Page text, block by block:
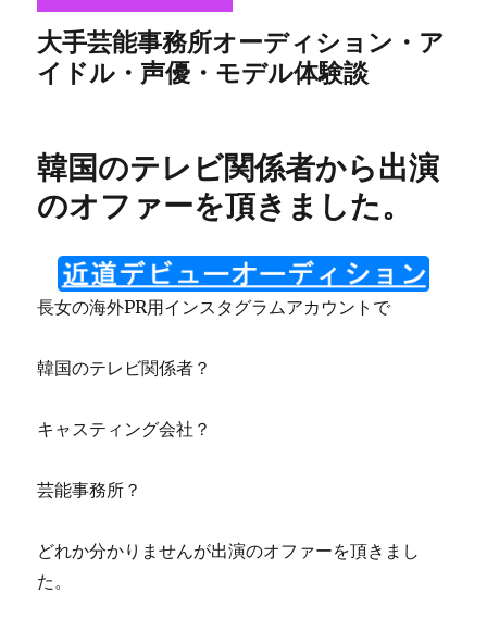
大手芸能事務所オーディション・ア
イドル・声優・モデル体験談
韓国のテレビ関係者から出演
のオファーを頂きました。
長女の海外PR用インスタグラムアカウントで
韓国のテレビ関係者？
キャスティング会社？
芸能事務所？
どれか分かりませんが出演のオファーを頂きまし
た。